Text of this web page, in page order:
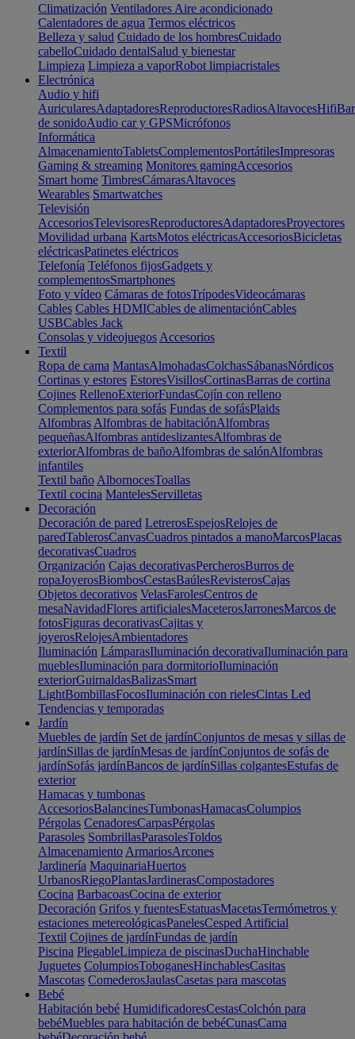
Climatización Ventiladores Aire acondicionado
Calentadores de agua Termos eléctricos
Belleza y salud Cuidado de los hombresCuidado
cabelloCuidado dentalSalud y bienestar
Limpieza Limpieza a vaporRobot limpiacristales
Electrónica
Audio y hifi
AuricularesAdaptadoresReproductoresRadiosAltavocesHifi
de sonidoAudio car y GPSMicrófonos
Informática
AlmacenamientoTabletsComplementosPortátilesImpresoras
Gaming & streaming Monitores gamingAccesorios
Smart home TimbresCámarasAltavoces
Wearables Smartwatches
Televisión
AccesoriosTelevisoresReproductoresAdaptadoresProyectores
Movilidad urbana KartsMotos eléctricasAccesoriosBicicletas
eléctricasPatinetes eléctricos
Telefonía Teléfonos fijosGadgets y
complementosSmartphones
Foto y vídeo Cámaras de fotosTrípodesVideocámaras
Cables Cables HDMICables de alimentaciónCables
USBCables Jack
Consolas y videojuegos Accesorios
Textil
Ropa de cama MantasAlmohadasColchasSábanasNórdicos
Cortinas y estores EstoresVisillosCortinasBarras de cortina
Cojines RellenoExteriorFundasCojín con relleno
Complementos para sofás Fundas de sofásPlaids
Alfombras Alfombras de habitaciónAlfombras
pequeñasAlfombras antideslizantesAlfombras de
exteriorAlfombras de bañoAlfombras de salónAlfombras
infantiles
Textil baño AlbornocesToallas
Textil cocina MantelesServilletas
Decoración
Decoración de pared LetrerosEspejosRelojes de
paredTablerosCanvasCuadros pintados a manoMarcosPlacas
decorativasCuadros
Organización Cajas decorativasPercherosBurros de
ropaJoyerosBiombosCestasBaúlesRevisterosCajas
Objetos decorativos VelasFarolesCentros de
mesaNavidadFlores artificialesMaceterosJarronesMarcos de
fotosFiguras decorativasCajitas y
joyerosRelojesAmbientadores
Iluminación LámparasIluminación decorativaIluminación para
mueblesIluminación para dormitorioIluminación
exteriorGuirnaldasBalizasSmart
LightBombillasFocosIluminación con rielesCintas Led
Tendencias y temporadas
Jardín
Muebles de jardín Set de jardínConjuntos de mesas y sillas de
jardínSillas de jardínMesas de jardínConjuntos de sofás de
jardínSofás jardínBancos de jardínSillas colgantesEstufas de
exterior
Hamacas y tumbonas
AccesoriosBalancinesTumbonasHamacasColumpios
Pérgolas CenadoresCarpasPérgolas
Parasoles SombrillasParasolesToldos
Almacenamiento ArmariosArcones
Jardinería MaquinariaHuertos
UrbanosRiegoPlantasJardinerasCompostadores
Cocina BarbacoasCocina de exterior
Decoración Grifos y fuentesEstatuasMacetasTermómetros y
estaciones metereológicasPanelesCesped Artificial
Textil Cojines de jardínFundas de jardín
Piscina PlegableLimpieza de piscinasDuchaHinchable
Juguetes ColumpiosToboganesHinchablesCasitas
Mascotas ComederosJaulasCasetas para mascotas
Bebé
Habitación bebé HumidificadoresCestasColchón para
bebéMuebles para habitación de bebéCunasCama